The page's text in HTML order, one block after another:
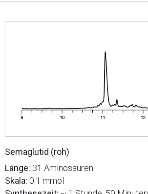
Semaglutid (roh)
Länge: 31 Aminosäuren
Skala: 0.1 mmol